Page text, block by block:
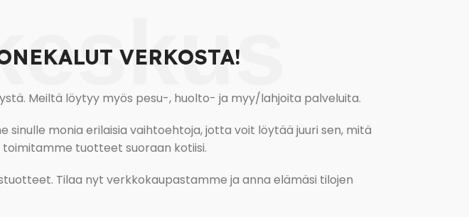
VERKOSTA!
Meiltä löytyy myös pesu-, huolto- ja myy/lahjoita palveluita.
sinulle monia erilaisia vaihtoehtoja, jotta voit löytää juuri sen, mitä
tuotteet suoraan kotiisi.
Tilaa nyt verkkokaupastamme ja anna elämäsi tilojen